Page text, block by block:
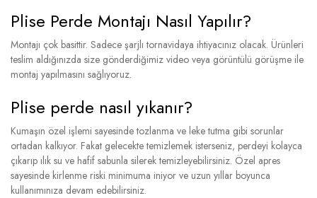
Plise Perde Montajı Nasıl Yapılır?
Montajı çok basittir. Sadece şarjlı tornavidaya ihtiyacınız olacak. Ürünleri
teslim aldığınızda size gönderdiğimiz video veya görüntülü görüşme ile
montaj yapılmasını sağlıyoruz.
Plise perde nasıl yıkanır?
Kumaşın özel işlemi sayesinde tozlanma ve leke tutma gibi sorunlar
ortadan kalkıyor. Fakat gelecekte temizlemek isterseniz, perdeyi kolayca
çıkarıp ılık su ve hafif sabunla silerek temizleyebilirsiniz. Özel apres
sayesinde kirlenme riski minimuma iniyor ve uzun yıllar boyunca
kullanımınıza devam edebilirsiniz.